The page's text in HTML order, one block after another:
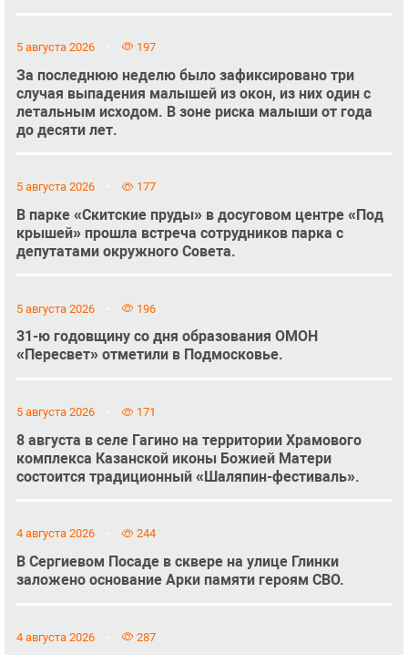
5 августа 2026 197
За последнюю неделю было зафиксировано три
случая выпадения малышей из окон, из них один с
летальным исходом. В зоне риска малыши от года
до десяти лет.
5 августа 2026 177
В парке «Скитские пруды» в досуговом центре «Под
крышей» прошла встреча сотрудников парка с
депутатами окружного Совета.
5 августа 2026 196
31-ю годовщину со дня образования ОМОН
«Пересвет» отметили в Подмосковье.
5 августа 2026 171
8 августа в селе Гагино на территории Храмового
комплекса Казанской иконы Божией Матери
состоится традиционный «Шаляпин-фестиваль».
4 августа 2026 244
В Сергиевом Посаде в сквере на улице Глинки
заложено основание Арки памяти героям СВО.
4 августа 2026 287